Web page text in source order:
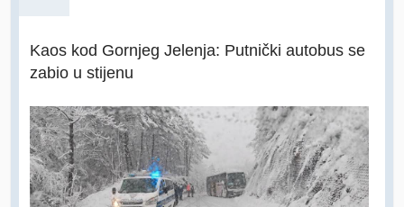
Kaos kod Gornjeg Jelenja: Putnički autobus se
zabio u stijenu